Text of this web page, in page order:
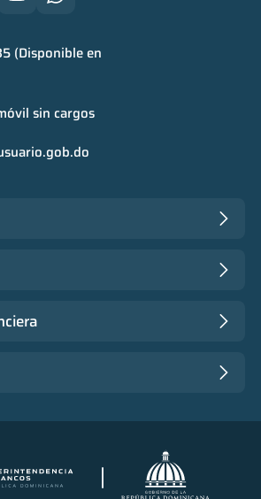
(Disponible en
sin cargos